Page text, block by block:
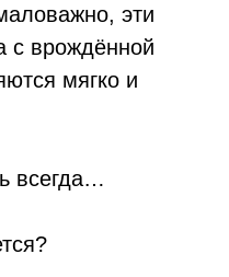
эти
с врождённой
мягко и
всегда…